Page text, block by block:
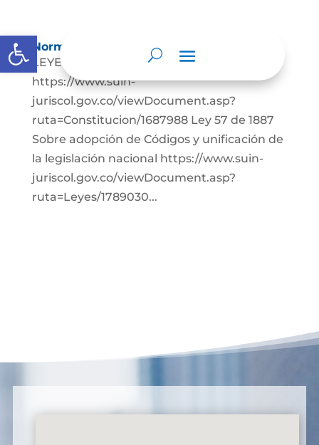
Abrir barra de herramientas
Normatividad
LEYES: Constitución Política de Colombia.
https://www.suin-
juriscol.gov.co/viewDocument.asp?
ruta=Constitucion/1687988 Ley 57 de 1887
Sobre adopción de Códigos y unificación de
la legislación nacional https://www.suin-
juriscol.gov.co/viewDocument.asp?
ruta=Leyes/1789030...